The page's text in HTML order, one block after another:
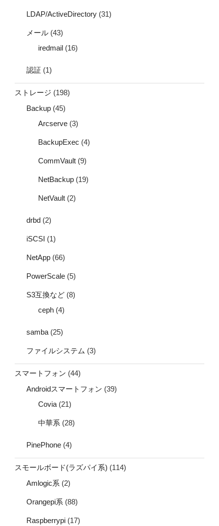
LDAP/ActiveDirectory (31)
メール (43)
iredmail (16)
認証 (1)
ストレージ (198)
Backup (45)
Arcserve (3)
BackupExec (4)
CommVault (9)
NetBackup (19)
NetVault (2)
drbd (2)
iSCSI (1)
NetApp (66)
PowerScale (5)
S3互換など (8)
ceph (4)
samba (25)
ファイルシステム (3)
スマートフォン (44)
Androidスマートフォン (39)
Covia (21)
中華系 (28)
PinePhone (4)
スモールボード(ラズパイ系) (114)
Amlogic系 (2)
Orangepi系 (88)
Raspberrypi (17)